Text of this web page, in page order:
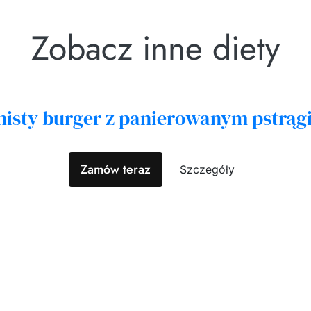
Zobacz inne diety
burger z panierowanym
Zamów teraz Szczegóły